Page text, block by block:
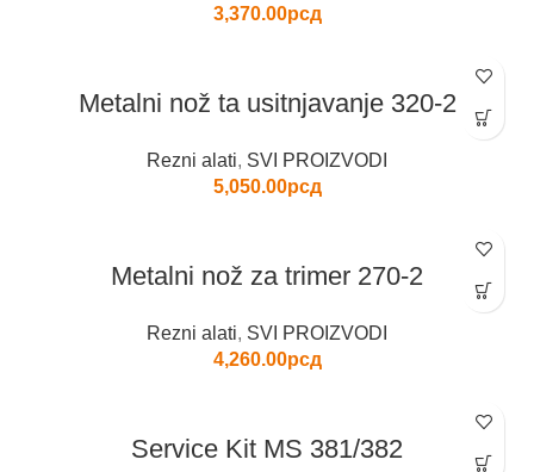
3,370.00рсд
Metalni nož ta usitnjavanje 320-2
Rezni alati, SVI PROIZVODI
5,050.00рсд
Metalni nož za trimer 270-2
Rezni alati, SVI PROIZVODI
4,260.00рсд
Service Kit MS 381/382